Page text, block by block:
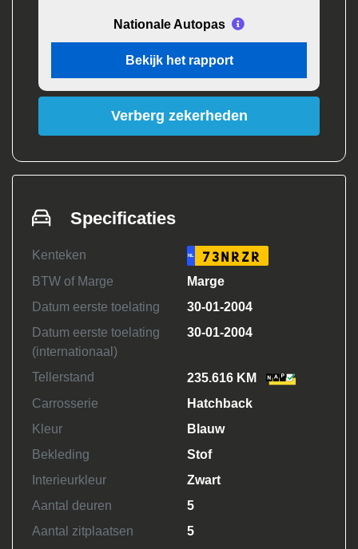
Nationale Autopas
Bekijk het rapport
Verberg zekerheden
Specificaties
Kenteken NL 73NRZR
BTW of Marge
Marge
Datum eerste toelating
30-01-2004
Datum eerste toelating
(internationaal)
30-01-2004
Tellerstand
235.616 KM
Carrosserie
Hatchback
Kleur
Blauw
Bekleding
Stof
Interieurkleur
Zwart
Aantal deuren
5
Aantal zitplaatsen
5